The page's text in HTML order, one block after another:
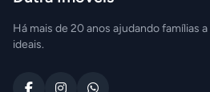
Há mais de 20 anos ajudando famílias
ideais.